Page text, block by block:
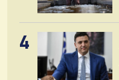
4